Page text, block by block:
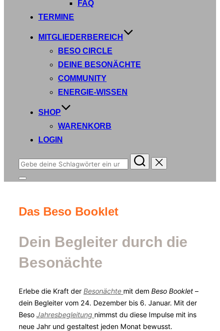
FAQ
TERMINE
MITGLIEDERBEREICH
BESO CIRCLE
DEINE BESONÄCHTE
COMMUNITY
ENERGIE-WISSEN
SHOP
WARENKORB
LOGIN
Suchen
nach:
Seitenleiste
Das Beso Booklet
Dein Begleiter durch die
Besonächte
Erlebe die Kraft der Besonächte mit dem Beso Booklet –
dein Begleiter vom 24. Dezember bis 6. Januar. Mit der
Beso Jahresbegleitung nimmst du diese Impulse mit ins
neue Jahr und gestaltest jeden Monat bewusst.